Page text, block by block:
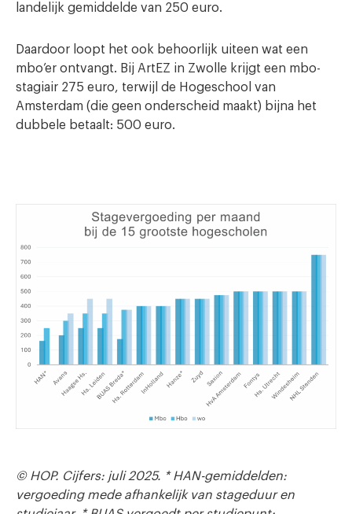
landelijk gemiddelde van 250 euro.
Daardoor loopt het ook behoorlijk uiteen wat een
mbo’er ontvangt. Bij ArtEZ in Zwolle krijgt een mbo-
stagiair 275 euro, terwijl de Hogeschool van
Amsterdam (die geen onderscheid maakt) bijna het
dubbele betaalt: 500 euro.
© HOP. Cijfers: juli 2025. * HAN-gemiddelden:
vergoeding mede afhankelijk van stageduur en